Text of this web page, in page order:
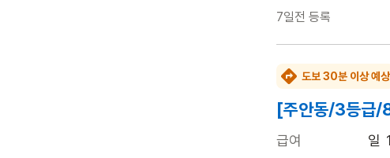
7일전 등록
도보 30분 이상 예상
[주안동/3등급/
급여
일